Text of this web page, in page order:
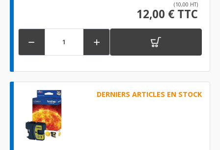
(10,00 HT)
12,00 € TTC
 
DERNIERS ARTICLES EN STOCK